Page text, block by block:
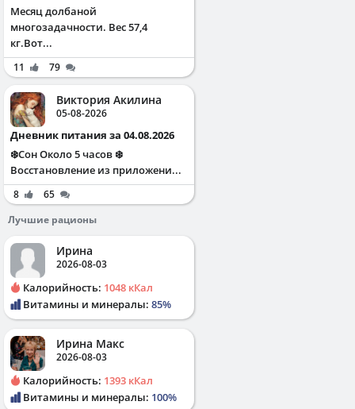
Месяц долбаной
многозадачности. Вес 57,4
кг.Вот...
11 79
Виктория Акилина
05-08-2026
Дневник питания за 04.08.2026
❄️Сон Около 5 часов ❄️
Восстановление из приложени...
8
65
Лучшие рационы
Ирина
2026-08-03
Калорийность: 1048 кКал
Витамины и минералы: 85%
Ирина Макс
2026-08-03
Калорийность: 1393 кКал
Витамины и минералы: 100%